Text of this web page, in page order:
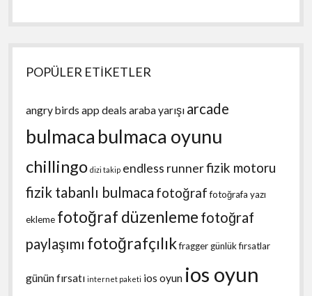
POPÜLER ETİKETLER
angry birds app deals araba yarışı arcade
bulmaca bulmaca oyunu
chillingo dizi takip endless runnerfizik motoru
fizik tabanlı bulmaca fotoğraf fotoğrafa yazı
ekleme fotoğraf düzenleme fotoğraf
paylaşımı fotoğrafçılıkfraggergünlük fırsatlar
günün fırsatı internet paketi ios oyun ios oyun